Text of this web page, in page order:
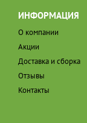
ИНФОРМАЦИЯ
О компании
Акции
Доставка и сборка
Отзывы
Контакты